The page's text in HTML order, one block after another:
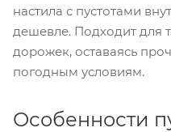
настила с пустотами
дешевле. Подходит для
дорожек, оставаясь
погодным условиям.
Особенности